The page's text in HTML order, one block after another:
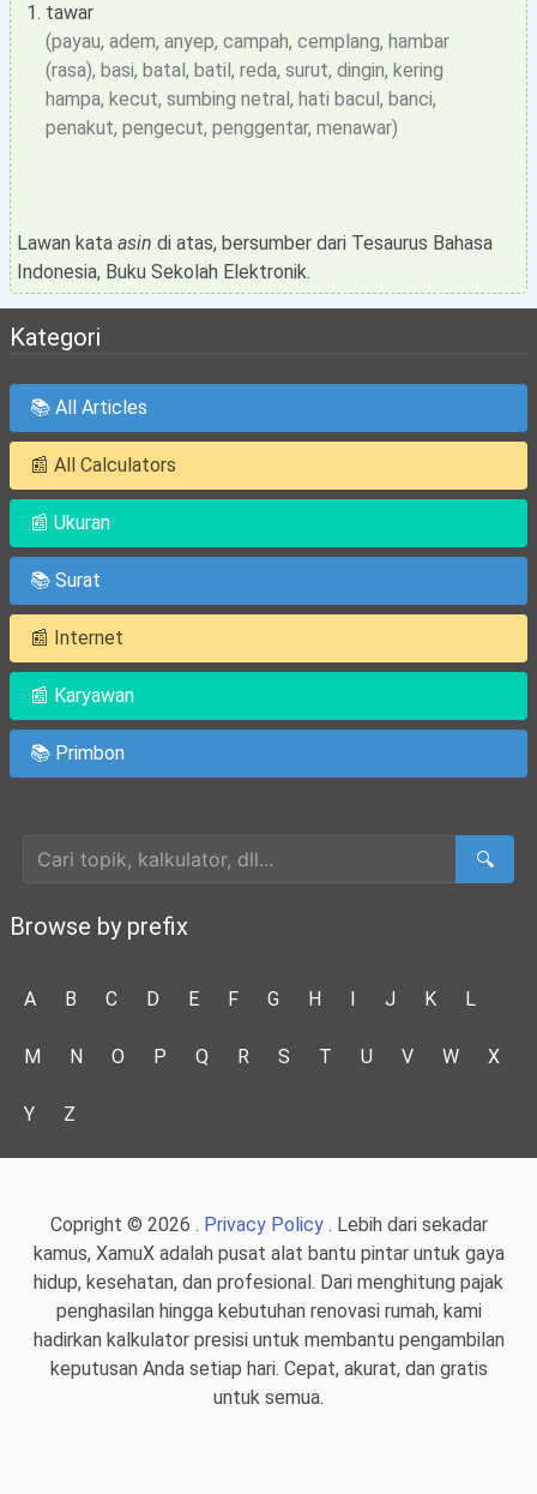
tawar
(payau, adem, anyep, campah, cemplang, hambar
(rasa), basi, batal, batil, reda, surut, dingin, kering
hampa, kecut, sumbing netral, hati bacul, banci,
penakut, pengecut, penggentar, menawar)
Lawan kata asin di atas, bersumber dari Tesaurus Bahasa
Indonesia, Buku Sekolah Elektronik.
Kategori
📚 All Articles
📰 All Calculators
📰 Ukuran
📚 Surat
📰 Internet
📰 Karyawan
📚 Primbon
🔍
Browse by prefix
A B C D E F G H I J K L
M N O P Q R S T U V W X
Y Z
Copright © 2026 . Privacy Policy. Lebih dari sekadar
kamus, XamuX adalah pusat alat bantu pintar untuk gaya
hidup, kesehatan, dan profesional. Dari menghitung pajak
penghasilan hingga kebutuhan renovasi rumah, kami
hadirkan kalkulator presisi untuk membantu pengambilan
keputusan Anda setiap hari. Cepat, akurat, dan gratis
untuk semua.